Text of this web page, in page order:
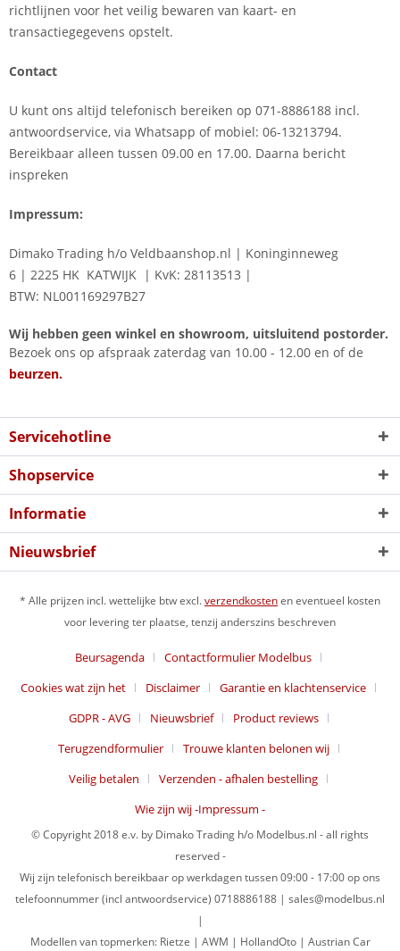
richtlijnen voor het veilig bewaren van kaart- en
transactiegegevens opstelt.
Contact
U kunt ons altijd telefonisch bereiken op 071-8886188 incl.
antwoordservice, via Whatsapp of mobiel: 06-13213794.
Bereikbaar alleen tussen 09.00 en 17.00. Daarna bericht
inspreken
Impressum:
Dimako Trading h/o Veldbaanshop.nl | Koninginneweg
6 | 2225 HK KATWIJK | KvK: 28113513 |
BTW: NL001169297B27
Wij hebben geen winkel en showroom, uitsluitend postorder.
Bezoek ons op afspraak zaterdag van 10.00 - 12.00 en of de
beurzen.
Servicehotline
Shopservice
Informatie
Nieuwsbrief
* Alle prijzen incl. wettelijke btw excl.verzendkostenen eventueel kosten
voor levering ter plaatse, tenzij anderszins beschreven
Beursagenda
Contactformulier Modelbus
Cookies wat zijn het
Disclaimer
Garantie en klachtenservice
GDPR - AVG
Nieuwsbrief
Product reviews
Terugzendformulier
Trouwe klanten belonen wij
Veilig betalen
Verzenden - afhalen bestelling
Wie zijn wij -Impressum -
© Copyright 2018 e.v. by Dimako Trading h/o Modelbus.nl - all rights
reserved -
Wij zijn telefonisch bereikbaar op werkdagen tussen 09:00 - 17:00 op ons
telefoonnummer (incl antwoordservice) 0718886188 | sales@modelbus.nl
|
Modellen van topmerken: Rietze | AWM | HollandOto | Austrian Car